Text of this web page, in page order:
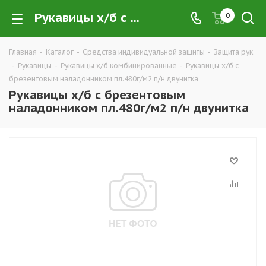
Рукавицы х/б с брезентовым наладонником пл.480г/м2 п/н двунитка купить в Екатеринбурге по низким ценам оптом — интернет-магазин CИЗ в розницу компании РПС Урал 0
Главная - Каталог - Средства индивидуальной защиты - Защита рук
- Рукавицы - Рукавицы х/б комбинированные - Рукавицы х/б с
брезентовым наладонником пл.480г/м2 п/н двунитка
Рукавицы х/б с брезентовым
наладонником пл.480г/м2 п/н двунитка